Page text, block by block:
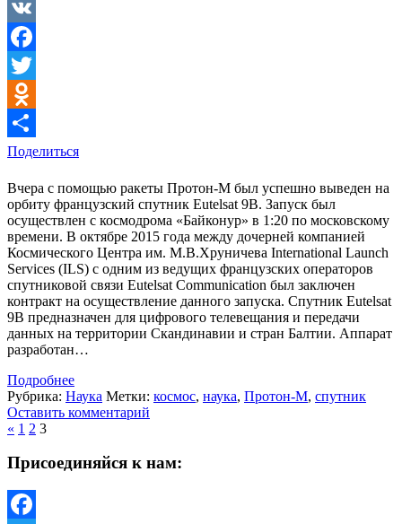
VK
Facebook
Twitter
Odnoklassniki
Поделиться
Вчера с помощью ракеты Протон-М был успешно выведен на
орбиту французский спутник Eutelsat 9B. Запуск был
осуществлен с космодрома «Байконур» в 1:20 по московскому
времени. В октябре 2015 года между дочерней компанией
Космического Центра им. М.В.Хруничева International Launch
Services (ILS) с одним из ведущих французских операторов
спутниковой связи Eutelsat Communication был заключен
контракт на осуществление данного запуска. Спутник Eutelsat
9B предназначен для цифрового телевещания и передачи
данных на территории Скандинавии и стран Балтии. Аппарат
разработан…
Подробнее
Рубрика: Наука Метки: космос, наука, Протон-М, спутник
Оставить комментарий
« 1 2 3
Присоединяйся к нам: